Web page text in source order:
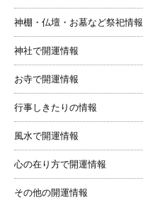
神棚・仏壇・お墓など祭祀情報
神社で開運情報
お寺で開運情報
行事しきたりの情報
風水で開運情報
心の在り方で開運情報
その他の開運情報